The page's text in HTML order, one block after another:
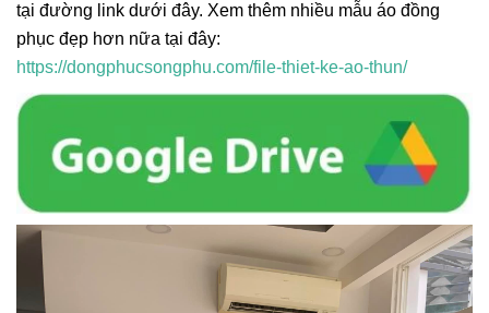
tại đường link dưới đây. Xem thêm nhiều mẫu áo đồng
phục đẹp hơn nữa tại đây:
https://dongphucsongphu.com/file-thiet-ke-ao-thun/